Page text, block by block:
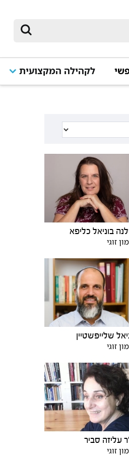
לקהילה המקצועית
בוניאל כליפא
זוגי
שלייפשטיין
זוגי
עליזה סביר
זוגי